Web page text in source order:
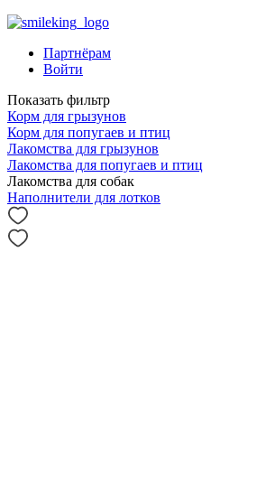
Партнёрам
Войти
Показать фильтр
Корм для грызунов
Корм для попугаев и птиц
Лакомства для грызунов
Лакомства для попугаев и птиц
Лакомства для собак
Наполнители для лотков